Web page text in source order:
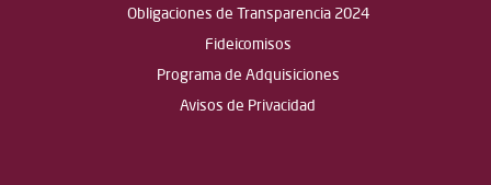
Obligaciones de Transparencia 2024
Fideicomisos
Programa de Adquisiciones
Avisos de Privacidad